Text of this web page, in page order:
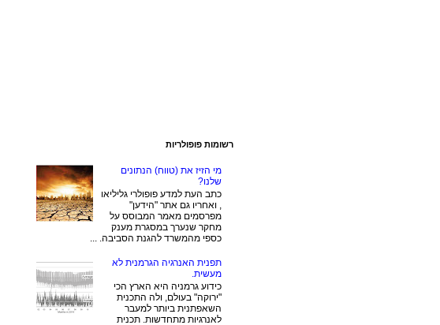
רשומות פופולריות
מי הזיז את (טווח) הנתונים
שלנו?
כתב העת למדע פופולרי גליליאו
, ואחריו גם אתר "הידען"
מפרסמים מאמר המבוסס על
מחקר שנערך במסגרת מענק
כספי מהמשרד להגנת הסביבה. ...
תפנית האנרגיה הגרמנית לא
מעשית.
כידוע גרמניה היא הארץ הכי
"ירוקה" בעולם, ולה התכנית
השאפתנית ביותר למעבר
לאנרגיות מתחדשות. תכנית